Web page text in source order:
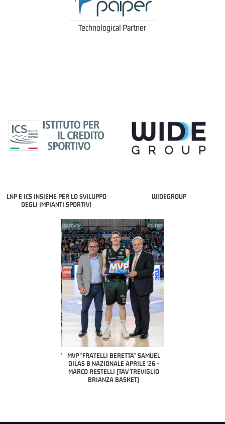
Technological Partner
LNP E ICS INSIEME PER LO SVILUPPO
DEGLI IMPIANTI SPORTIVI
WIDEGROUP
MVP "FRATELLI BERETTA" SAMUEL
DILAS B NAZIONALE APRILE '26 -
MARCO RESTELLI (TAV TREVIGLIO
BRIANZA BASKET)